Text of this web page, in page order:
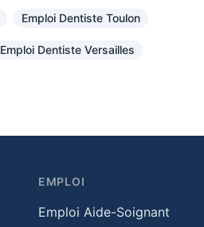
Emploi Dentiste Toulon
Emploi Dentiste Versailles
EMPLOI
Emploi Aide-Soignant